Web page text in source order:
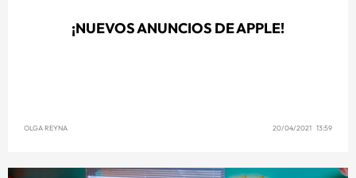
¡NUEVOS ANUNCIOS DE APPLE!
OLGA REYNA 20/04/2021 13:59